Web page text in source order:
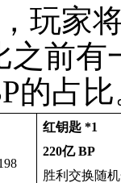
， 玩家
之前有
的占比
红钥匙 *1
220亿 BP
胜利交换随